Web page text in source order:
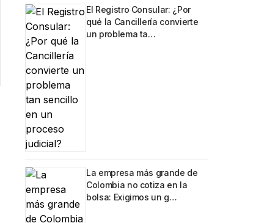
El Registro Consular: ¿Por
qué la Cancillería convierte
un problema ta…
La empresa más grande de
Colombia no cotiza en la
bolsa: Exigimos un g…